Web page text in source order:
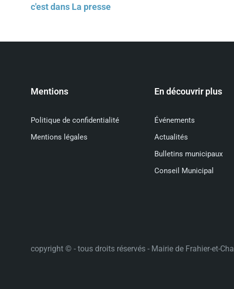
c'est dans La presse
Mentions
Politique de confidentialité
Mentions légales
En découvrir plus
Événements
Actualités
Bulletins municipaux
Conseil Municipal
copyright © - tous droits réservés - Mairie de Frahier-et-